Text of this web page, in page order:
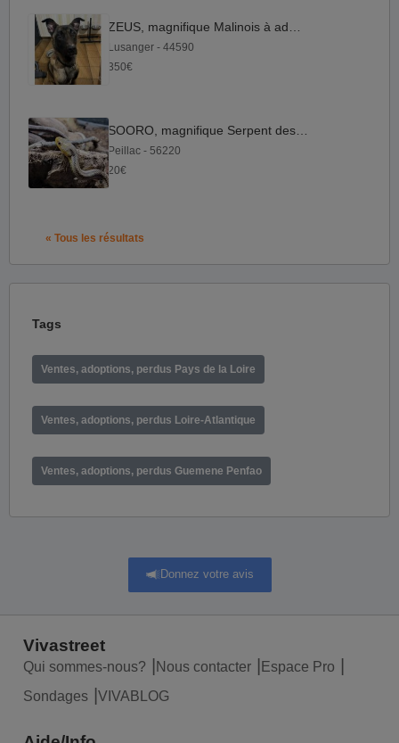
Lusanger - 44590
350€
Peillac - 56220
20€
« Tous les résultats
Tags
Ventes, adoptions, perdus Pays de la Loire
Ventes, adoptions, perdus Loire-Atlantique
Ventes, adoptions, perdus Guemene Penfao
Donnez votre avis
Vivastreet
Qui sommes-nous? Nous contacter
Espace Pro
Sondages
VIVABLOG